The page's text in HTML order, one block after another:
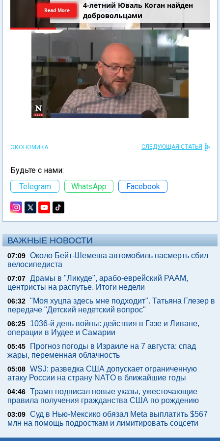
4-летний Юваль Коган найден
добровольцами
Read More
ЭКОНОМИКА СЛЕДУЮЩАЯ СТАТЬЯ
Будьте с нами:
Telegram
WhatsApp Facebook
ВАЖНЫЕ НОВОСТИ
07:09 Около Бейт-Шемеша автомобиль насмерть сбил
велосипедиста
07:07 Драмы в "Ликуде", арабо-еврейский РААМ,
центристы на распутье. Итоги недели
06:32 "Моя хуцпа здесь мне подходит". Татьяна Глезер в
передаче "Детский недетский вопрос"
06:25
1036-й день войны: действия в Газе и Ливане,
операции в Иудее и Самарии
05:45
Прогноз погоды в Израиле на 7 августа: спад
жары, переменная облачность
05:08 WSJ: разведка США допускает ограниченную
атаку России на страну NATO в ближайшие годы
04:46 Трамп подписал новые указы, ужесточающие
правила получения гражданства США по рождению
03:09 Суд в Нью-Мексико обязал Meta выплатить $567
млн на помощь подросткам и лимитировать соцсети